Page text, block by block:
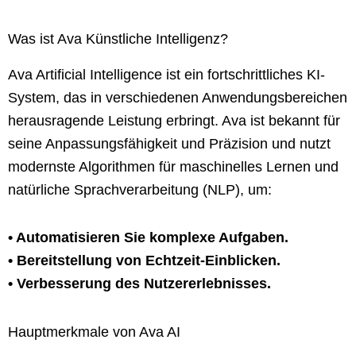
Was ist Ava Künstliche Intelligenz?
Ava Artificial Intelligence ist ein fortschrittliches KI-
System, das in verschiedenen Anwendungsbereichen
herausragende Leistung erbringt. Ava ist bekannt für
seine Anpassungsfähigkeit und Präzision und nutzt
modernste Algorithmen für maschinelles Lernen und
natürliche Sprachverarbeitung (NLP), um:
• Automatisieren Sie komplexe Aufgaben.
• Bereitstellung von Echtzeit-Einblicken.
• Verbesserung des Nutzererlebnisses.
Hauptmerkmale von Ava AI